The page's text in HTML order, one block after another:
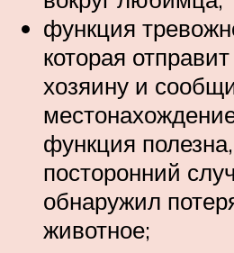
функция
которая
хозяину и
функция
посторонний
обнаружил
животное;